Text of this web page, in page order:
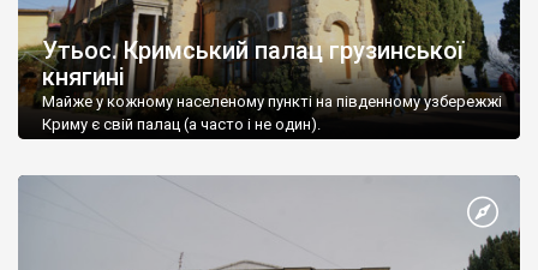
Утьос. Кримський палац грузинської
княгині
Майже у кожному населеному пункті на південному узбережжі
Криму є свій палац (а часто і не один).